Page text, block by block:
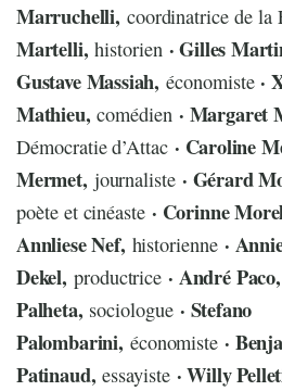
Marruchelli, coordinatrice de la
Martelli,historien · Gilles
Gustave Massiah, économiste·
Mathieu, comédien · Margaret
Démocratie d’Attac · Caroline
Mermet, journaliste· Gérard
poète et cinéaste· Corinne
Annliese Nef, historienne ·
Dekel, productrice· André Paco,
Palheta, sociologue · Stefano
Palombarini, économiste·
Patinaud, essayiste · Willy